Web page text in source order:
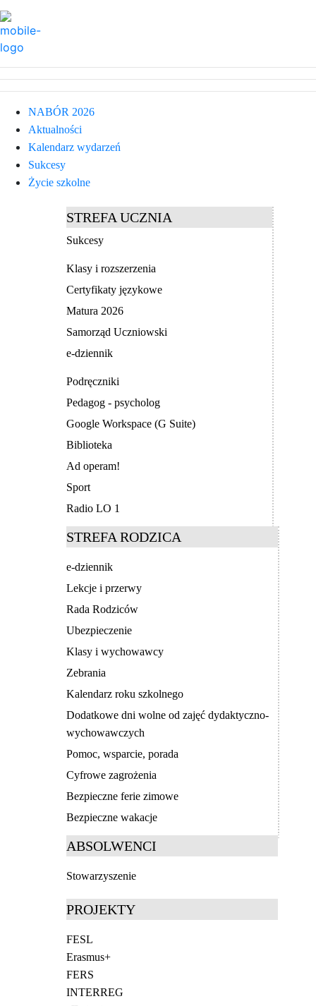
NABÓR 2026
Aktualności
Kalendarz wydarzeń
Sukcesy
Życie szkolne
STREFA UCZNIA
Sukcesy
Klasy i rozszerzenia
Certyfikaty językowe
Matura 2026
Samorząd Uczniowski
e-dziennik
Podręczniki
Pedagog - psycholog
Google Workspace (G Suite)
Biblioteka
Ad operam!
Sport
Radio LO 1
STREFA RODZICA
e-dziennik
Lekcje i przerwy
Rada Rodziców
Ubezpieczenie
Klasy i wychowawcy
Zebrania
Kalendarz roku szkolnego
Dodatkowe dni wolne od zajęć dydaktyczno-
wychowawczych
Pomoc, wsparcie, porada
Cyfrowe zagrożenia
Bezpieczne ferie zimowe
Bezpieczne wakacje
ABSOLWENCI
Stowarzyszenie
PROJEKTY
FESL
Erasmus+
FERS
INTERREG